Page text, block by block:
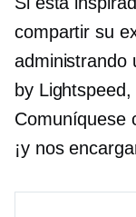
compartir su
administrando
by
Comuníquese
¡y nos